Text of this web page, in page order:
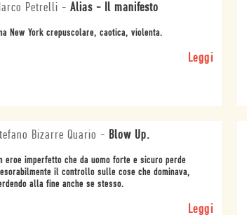
Petrelli - Alias - Il manifesto
New York crepuscolare, caotica, violenta.
Leggi
Bizarre Quario - Blow Up.
eroe imperfetto che da uomo forte e sicuro perde
il controllo sulle cose che dominava,
alla fine anche se stesso.
Leggi